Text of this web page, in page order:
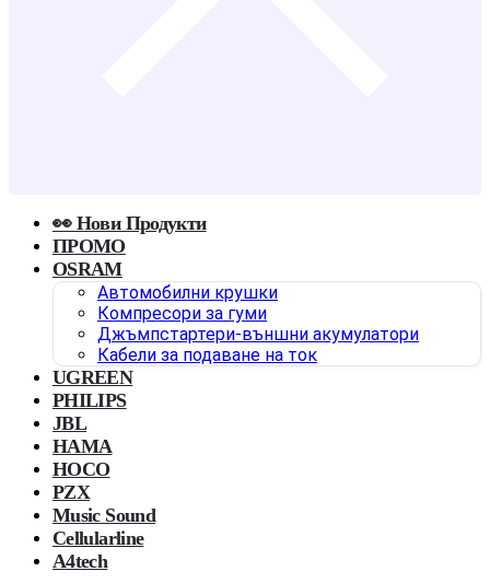
👀 Нови Продукти
ПРОМО
OSRAM
Автомобилни крушки
Компресори за гуми
Джъмпстартери-външни акумулатори
Кабели за подаване на ток
UGREEN
PHILIPS
JBL
HAMA
HOCO
PZX
Music Sound
Cellularline
A4tech